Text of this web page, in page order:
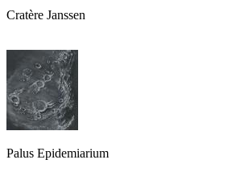
Cratère Janssen
Palus Epidemiarium